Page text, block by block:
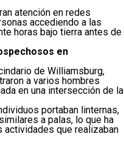
atención en redes
accediendo a las
horas bajo tierra antes de
en
de Williamsburg,
a varios hombres
en una intersección de la
portaban linternas,
a palas, lo que ha
que realizaban